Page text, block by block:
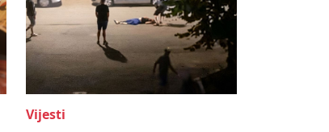
Vijesti